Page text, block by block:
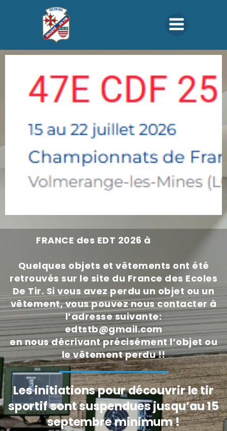
FRANCE des EDT 2026 à
Quelques objets et vêtements ont été
retrouvés sur le site du France des Ecoles
De Tir. Si vous avez perdu un objet ou un
vêtement, vous pouvez nous contacter à
l’adresse suivante:
edtstb@gmail.com
en nous décrivant précisément l’objet ou
le vêtement perdu !!
Les initiations pour découvrir le tir
sportif sont suspendues jusqu’au 15
septembre minimum !